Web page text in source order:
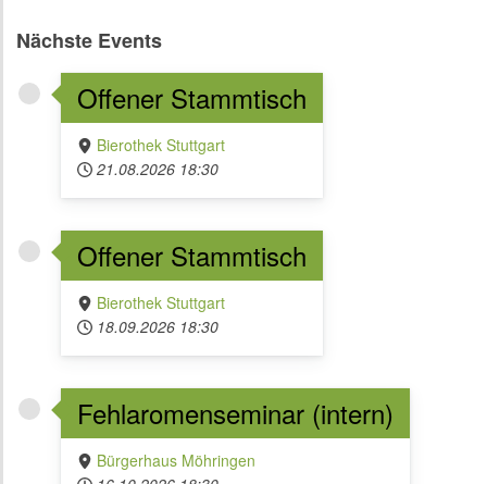
Nächste Events
Offener Stammtisch
Bierothek Stuttgart
21.08.2026 18:30
Offener Stammtisch
Bierothek Stuttgart
18.09.2026 18:30
Fehlaromenseminar (intern)
Bürgerhaus Möhringen